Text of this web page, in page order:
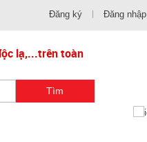
Đăng ký Đăng nhập
lạ,...trên toàn